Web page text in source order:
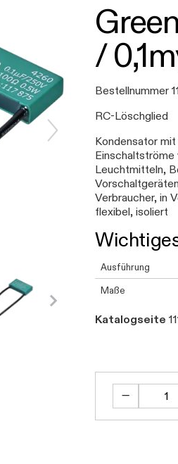
/
Bestellnummer
RC-Löschglied
Kondensator
Einschaltströme
Leuchtmitteln,
Verbraucher, in
flexibel, isoliert
Ausführung
Maße
Katalogseite